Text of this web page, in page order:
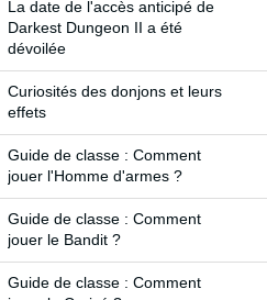
La date de l'accès anticipé de
Darkest Dungeon II a été
dévoilée
Curiosités des donjons et leurs
effets
Guide de classe : Comment
jouer l'Homme d'armes ?
Guide de classe : Comment
jouer le Bandit ?
Guide de classe : Comment